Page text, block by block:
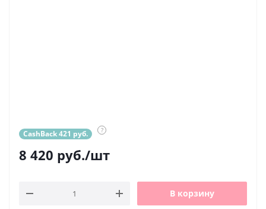
CashBack 421 руб. ?
8 420 руб./шт
В корзину